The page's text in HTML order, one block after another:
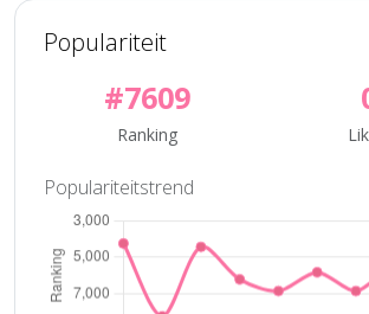
Populariteit
#7609
Ranking
Populariteitstrend